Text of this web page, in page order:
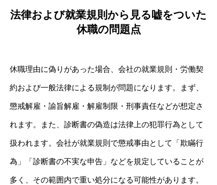
法律および就業規則から見る嘘をついた
休職の問題点
休職理由に偽りがあった場合、会社の就業規則・労働契
約および一般法律による規制が問題になります。まず、
懲戒解雇・諭旨解雇・解雇制限・刑事責任などが想定さ
れます。また、診断書の偽造は法律上の犯罪行為として
扱われます。会社が就業規則で懲戒事由として「欺瞞行
為」「診断書の不実な申告」などを規定していることが
多く、その範囲内で重い処分になる可能性があります。